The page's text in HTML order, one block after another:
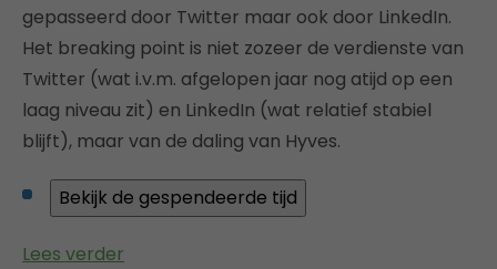
gepasseerd door Twitter maar ook door LinkedIn.
Het breaking point is niet zozeer de verdienste van
Twitter (wat i.v.m. afgelopen jaar nog atijd op een
laag niveau zit) en LinkedIn (wat relatief stabiel
blijft), maar van de daling van Hyves.
Lees verder